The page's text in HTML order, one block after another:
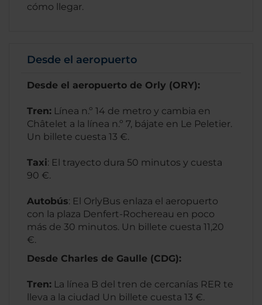
cómo llegar.
Desde el aeropuerto
Desde el aeropuerto de Orly (ORY):
Tren: Línea n.º 14 de metro y cambia en
Châtelet a la línea n.º 7, bájate en Le Peletier.
Un billete cuesta 13 €.
Taxi: El trayecto dura 50 minutos y cuesta
90 €.
Autobús: El OrlyBus enlaza el aeropuerto
con la plaza Denfert-Rochereau en poco
más de 30 minutos. Un billete cuesta 11,20
€.
Desde Charles de Gaulle (CDG):
Tren: La línea B del tren de cercanías RER te
lleva a la ciudad Un billete cuesta 13 €.